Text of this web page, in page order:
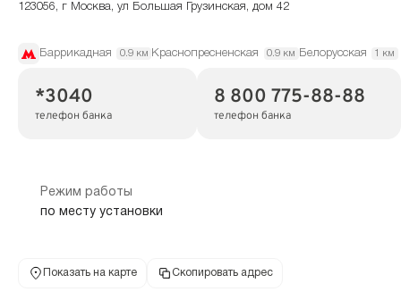
123056, г Москва, ул Большая Грузинская, дом 42
Баррикадная 0.9 км Краснопресненская 0.9 км Белорусская 1 км
*3040
телефон банка
8 800 775-88-88
телефон банка
Режим работы
по месту установки
Показать на карте Скопировать адрес